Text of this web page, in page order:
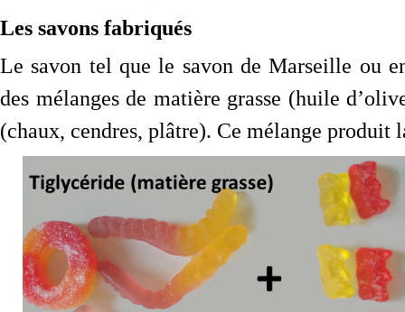
Les savons fabriqués
Le savon tel que le savon de Marseille ou
des mélanges de matière grasse (huile
(chaux, cendres, plâtre). Ce mélange